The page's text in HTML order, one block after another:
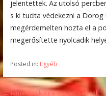
jelentettek. Az utolsó
s ki tudta védekezni a
megérdemelten hozta el a
megerősítette nyolcadik
Posted in: Egyéb
← Ismerősök újra összecsapnak